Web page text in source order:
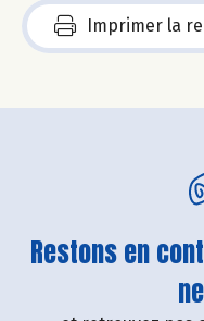
Imprimer la
Restons en